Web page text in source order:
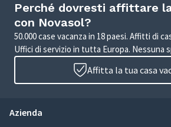
Perché dovresti affittare
con Novasol?
50.000 case vacanza in 18 paesi. Affitti di
Uffici di servizio in tutta Europa. Nessuna
Affitta la tua casa
Azienda